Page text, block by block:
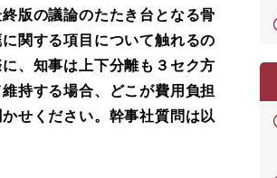
版の議論のたたき台となる骨
関する項目について触れるの
、知事は上下分離も３セク方
持する場合、どこが費用負担
せください。幹事社質問は以